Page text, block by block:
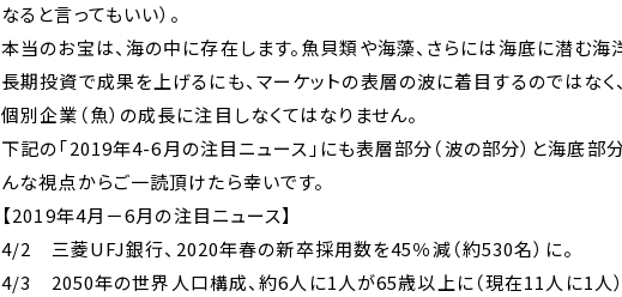
なると言ってもいい）。
本当のお宝は、海の中に存在します。魚貝類や海藻、さらには海底に潜む海
長期投資で成果を上げるにも、マーケットの表層の波に着目するのではなく
個別企業（魚）の成長に注目しなくてはなりません。
下記の「2019年4-6月の注目ニュース」にも表層部分（波の部分）と海底部
んな視点からご一読頂けたら幸いです。
【2019年4月－6月の注目ニュース】
4/2 三菱UFJ銀行、 2020年春の新卒採用数を45％減（約530名）に。
4/3
2050年の世界人口構成、約6人に1人が65歳以上に（現在11人に1人）